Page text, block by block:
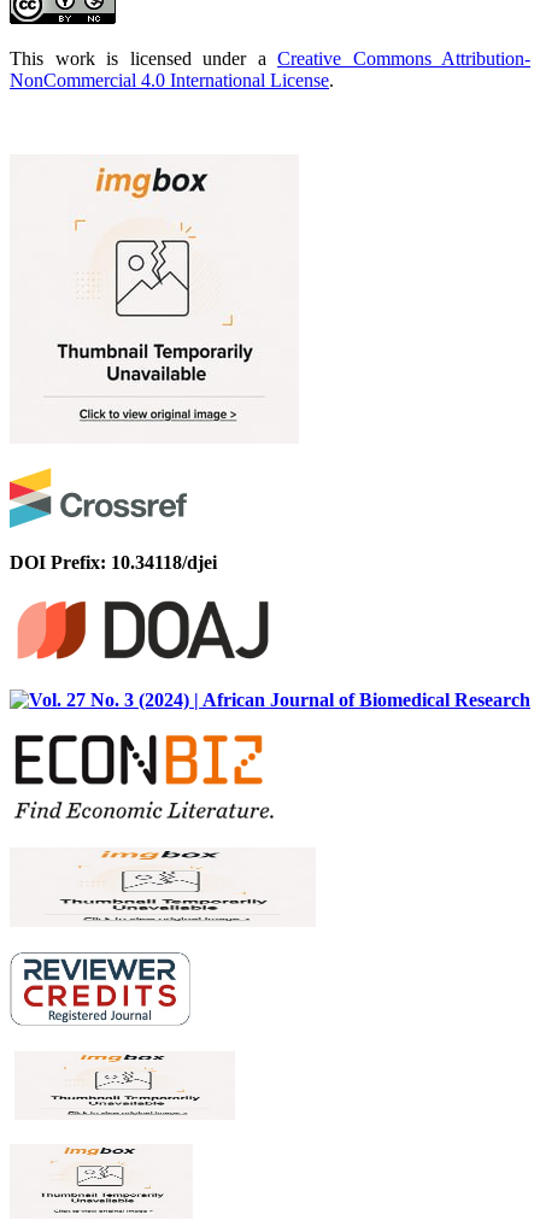
This work is licensed under a Creative Commons Attribution-
NonCommercial 4.0 International License.
DOI Prefix: 10.34118/djei